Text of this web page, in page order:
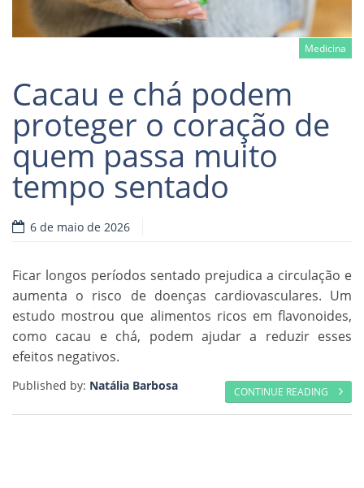
Medicina
Read more
Cacau e chá podem
proteger o coração de
quem passa muito
tempo sentado
6 de maio de 2026
Ficar longos períodos sentado prejudica a circulação e
aumenta o risco de doenças cardiovasculares. Um
estudo mostrou que alimentos ricos em flavonoides,
como cacau e chá, podem ajudar a reduzir esses
efeitos negativos.
CONTINUE READING
Published by: Natália Barbosa